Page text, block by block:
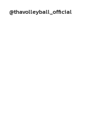
@thavolleyball_official